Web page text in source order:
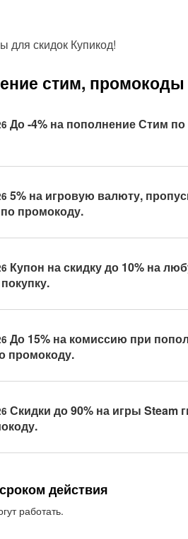
для скидок Купикод!
стим, промокоды
До -4% на пополнение Стим по
5% на игровую валюту,
промокоду.
Купон на скидку до 10% на
До 15% на комиссию при
промокоду.
Скидки до 90% на игры Steam
действия
работать.